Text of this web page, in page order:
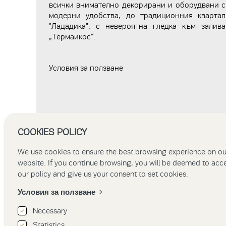
всички внимателно декорирани и оборудвани с
модерни удобства, до традиционния квартал
"Лададика", с невероятна гледка към залива
„Термаикос“.
Условия за ползване
COOKIES POLICY
We use cookies to ensure the best browsing experience on
website. If you continue browsing, you will be deemed to
our policy and give us your consent to set cookies.
Условия за ползване
Necessary